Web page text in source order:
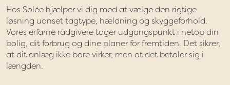
Hos Solée hjælper vi dig med at vælge den rigtige
løsning uanset tagtype, hældning og skyggeforhold.
Vores erfarne rådgivere tager udgangspunkt i netop din
bolig, dit forbrug og dine planer for fremtiden. Det sikrer,
at dit anlæg ikke bare virker, men at det betaler sig i
længden.